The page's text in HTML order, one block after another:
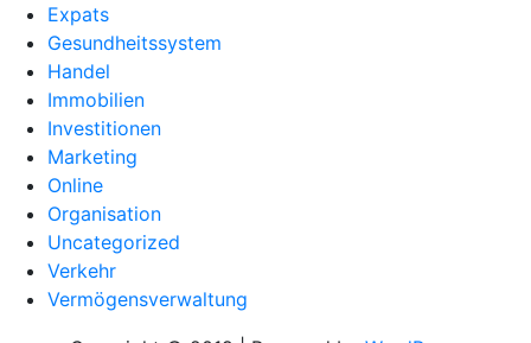
Expats
Gesundheitssystem
Handel
Immobilien
Investitionen
Marketing
Online
Organisation
Uncategorized
Verkehr
Vermögensverwaltung